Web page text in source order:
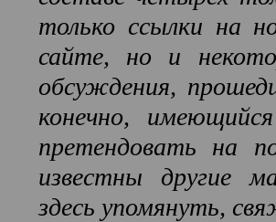
только ссылки на
сайте, но и
обсуждения,
конечно,
претендовать на
известны другие
здесь упомянуть,